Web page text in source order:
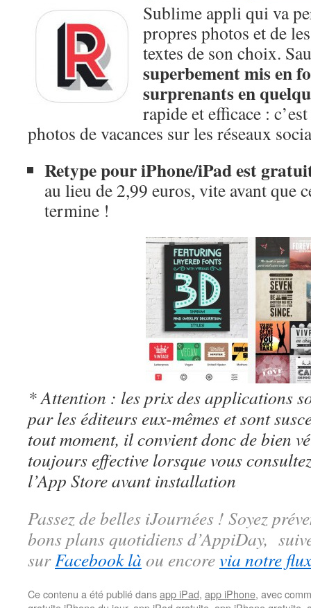
Sublime appli qui va
propres photos et de
textes de son choix.
superbement mis en
surprenants en
rapide et efficace :
photos de vacances sur les réseaux
Retype pour iPhone/iPad est
au lieu de 2,99 euros, vite avant que
termine !
* Attention : les prix des applications
par les éditeurs eux-mêmes et sont
tout moment, il convient donc de bien
toujours effective lorsque vous
l’App Store avant installation
Passez de belles iJournées ! Soyez
bons plans quotidiens d’AppiDay,
surFacebook là ou encorevia notre
Ce contenu a été publié dansapp iPad, app iPhone, avec